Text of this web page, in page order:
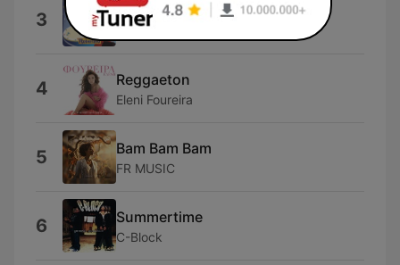
3 Dai Dai Dai
Robertino
4 Reggaeton
Eleni Foureira
5 Bam Bam Bam
FR MUSIC
6 Summertime
C-Block